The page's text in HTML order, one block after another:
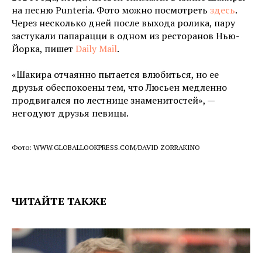
на песню Punteria. Фото можно посмотреть здесь.
Через несколько дней после выхода ролика, пару
застукали папарацци в одном из ресторанов Нью-
Йорка, пишет Daily Mail.
«Шакира отчаянно пытается влюбиться, но ее
друзья обеспокоены тем, что Люсьен медленно
продвигался по лестнице знаменитостей», —
негодуют друзья певицы.
Фото: WWW.GLOBALLOOKPRESS.COM/DAVID ZORRAKINO
ЧИТАЙТЕ ТАКЖЕ